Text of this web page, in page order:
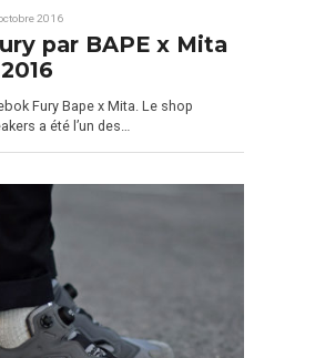
2016
par BAPE x Mita
Fury Bape x Mita. Le shop
a été l’un des…